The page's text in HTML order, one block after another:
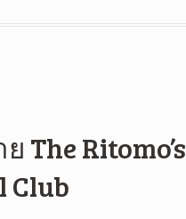
The Ritomo’s
Club